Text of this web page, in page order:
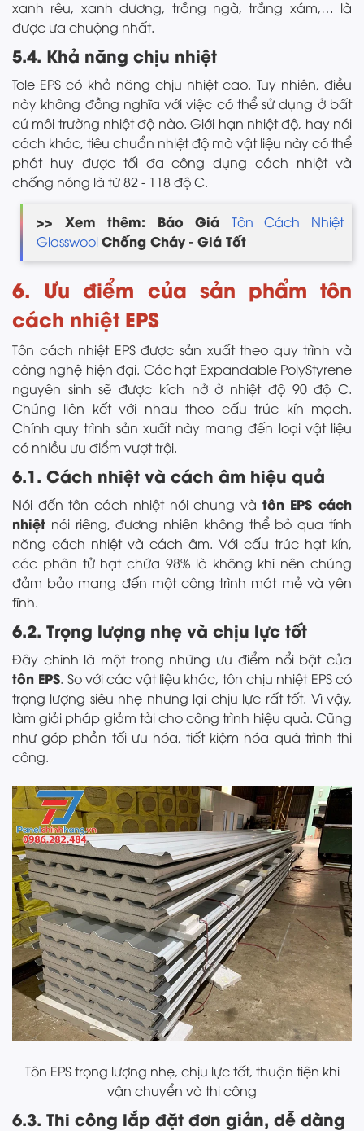
xanh rêu, xanh dương, trắng ngà, trắng xám,… là
được ưa chuộng nhất.
5.4. Khả năng chịu nhiệt
Tole EPS có khả năng chịu nhiệt cao. Tuy nhiên, điều
này không đồng nghĩa với việc có thể sử dụng ở bất
cứ môi trường nhiệt độ nào. Giới hạn nhiệt độ, hay nói
cách khác, tiêu chuẩn nhiệt độ mà vật liệu này có thể
phát huy được tối đa công dụng cách nhiệt và
chống nóng là từ 82 - 118 độ C.
>> Xem thêm: Báo Giá Tôn Cách Nhiệt
GlasswoolChống Cháy - Giá Tốt
6. Ưu điểm của sản phẩm tôn
cách nhiệt EPS
Tôn cách nhiệt EPS được sản xuất theo quy trình và
công nghệ hiện đại. Các hạt Expandable PolyStyrene
nguyên sinh sẽ được kích nở ở nhiệt độ 90 độ C.
Chúng liên kết với nhau theo cấu trúc kín mạch.
Chính quy trình sản xuất này mang đến loại vật liệu
có nhiều ưu điểm vượt trội.
6.1. Cách nhiệt và cách âm hiệu quả
Nói đến tôn cách nhiệt nói chung và tôn EPS cách
nhiệt nói riêng, đương nhiên không thể bỏ qua tính
năng cách nhiệt và cách âm. Với cấu trúc hạt kín,
các phân tử hạt chứa 98% là không khí nên chúng
đảm bảo mang đến một công trình mát mẻ và yên
tĩnh.
6.2. Trọng lượng nhẹ và chịu lực tốt
Đây chính là một trong những ưu điểm nổi bật của
tôn EPS. So với các vật liệu khác, tôn chịu nhiệt EPS có
trọng lượng siêu nhẹ nhưng lại chịu lực rất tốt. Vì vậy,
làm giải pháp giảm tải cho công trình hiệu quả. Cũng
như góp phần tối ưu hóa, tiết kiệm hóa quá trình thi
công.
Tôn EPS trọng lượng nhẹ, chịu lực tốt, thuận tiện khi
vận chuyển và thi công
6.3. Thi công lắp đặt đơn giản, dễ dàng